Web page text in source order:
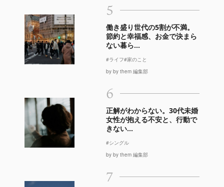
5
働き盛り世代の5割が不満。
節約と幸福感、お金で決まら
ない暮ら...
#ライフ#家のこと
by by them 編集部
6
正解がわからない。30代未婚
女性が抱える不安と、行動で
きない...
#シングル
by by them 編集部
7